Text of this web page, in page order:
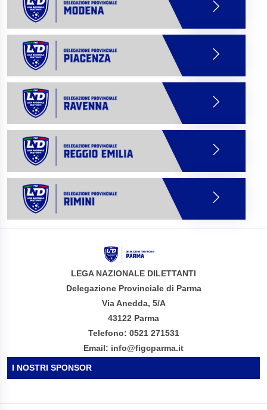
LEGA NAZIONALE DILETTANTI
Delegazione Provinciale di Parma
Via Anedda, 5/A
43122 Parma
Telefono: 0521 271531
Email: info@figcparma.it
I NOSTRI SPONSOR